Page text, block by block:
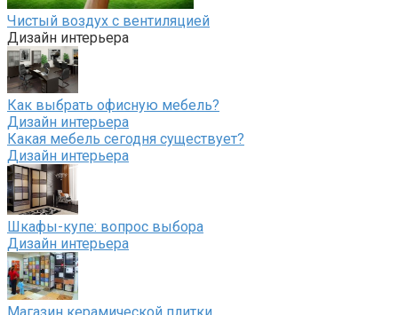
Чистый воздух с вентиляцией
Дизайн интерьера
Как выбрать офисную мебель?
Дизайн интерьера
Какая мебель сегодня существует?
Дизайн интерьера
Шкафы-купе: вопрос выбора
Дизайн интерьера